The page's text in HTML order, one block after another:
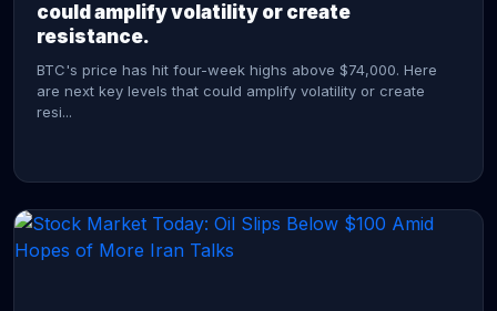
could amplify volatility or create
resistance.
BTC's price has hit four-week highs above $74,000. Here
are next key levels that could amplify volatility or create
resi...